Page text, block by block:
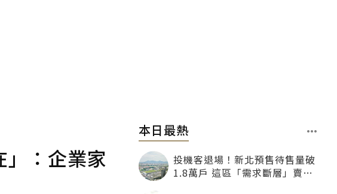
：企業家
本日最熱
投機客退場！新北預售待售量破
1.8萬戶 這區「需求斷層」賣壓